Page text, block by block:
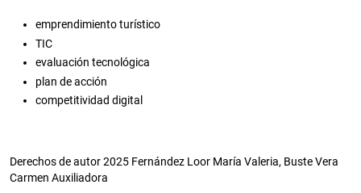
emprendimiento turístico
TIC
evaluación tecnológica
plan de acción
competitividad digital
Derechos de autor 2025 Fernández Loor María Valeria, Buste Vera
Carmen Auxiliadora